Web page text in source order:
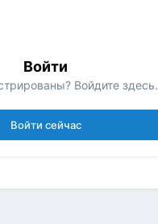
Войти
Войдите здесь.
Войти сейчас